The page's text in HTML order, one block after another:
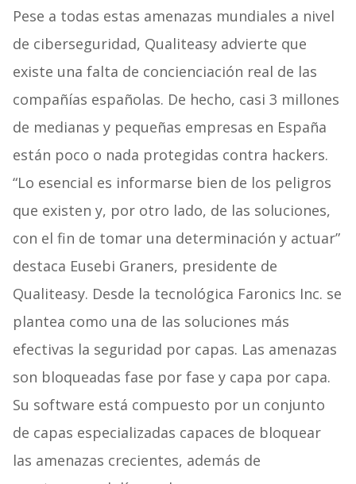
Pese a todas estas amenazas mundiales a nivel
de ciberseguridad, Qualiteasy advierte que
existe una falta de concienciación real de las
compañías españolas. De hecho, casi 3 millones
de medianas y pequeñas empresas en España
están poco o nada protegidas contra hackers.
“Lo esencial es informarse bien de los peligros
que existen y, por otro lado, de las soluciones,
con el fin de tomar una determinación y actuar”
destaca Eusebi Graners, presidente de
Qualiteasy. Desde la tecnológica Faronics Inc. se
plantea como una de las soluciones más
efectivas la seguridad por capas. Las amenazas
son bloqueadas fase por fase y capa por capa.
Su software está compuesto por un conjunto
de capas especializadas capaces de bloquear
las amenazas crecientes, además de